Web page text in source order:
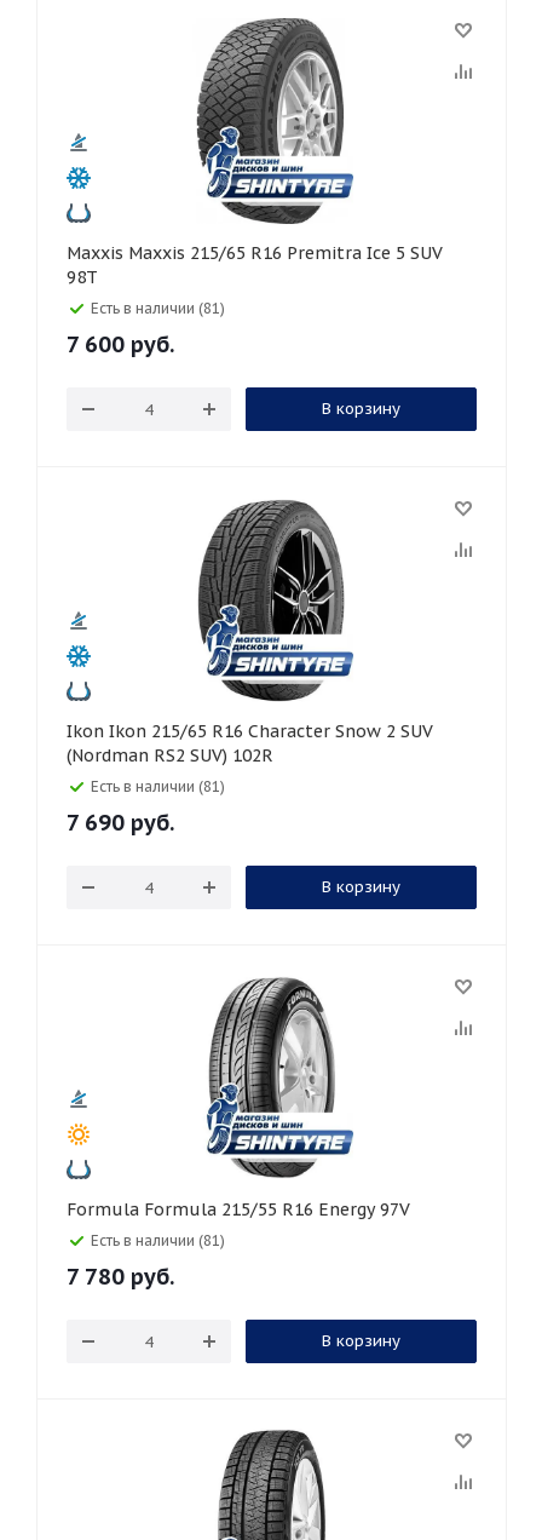
Maxxis Maxxis 215/65 R16 Premitra Ice 5 SUV
98T
Есть в наличии (81)
7 600 руб.
В корзину
Ikon Ikon 215/65 R16 Character Snow 2 SUV
(Nordman RS2 SUV) 102R
Есть в наличии (81)
7 690 руб.
В корзину
Formula Formula 215/55 R16 Energy 97V
Есть в наличии (81)
7 780 руб.
В корзину